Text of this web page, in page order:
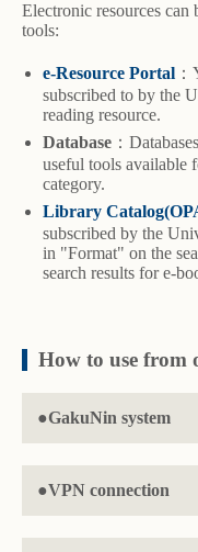
Electronic resources
tools:
e-Resource Portal
subscribed to by the
reading resource.
Database ：
useful tools available
category.
Library
subscribed by the
in "Format" on the
search results for e-
How to use from
●GakuNin system
●VPN connection